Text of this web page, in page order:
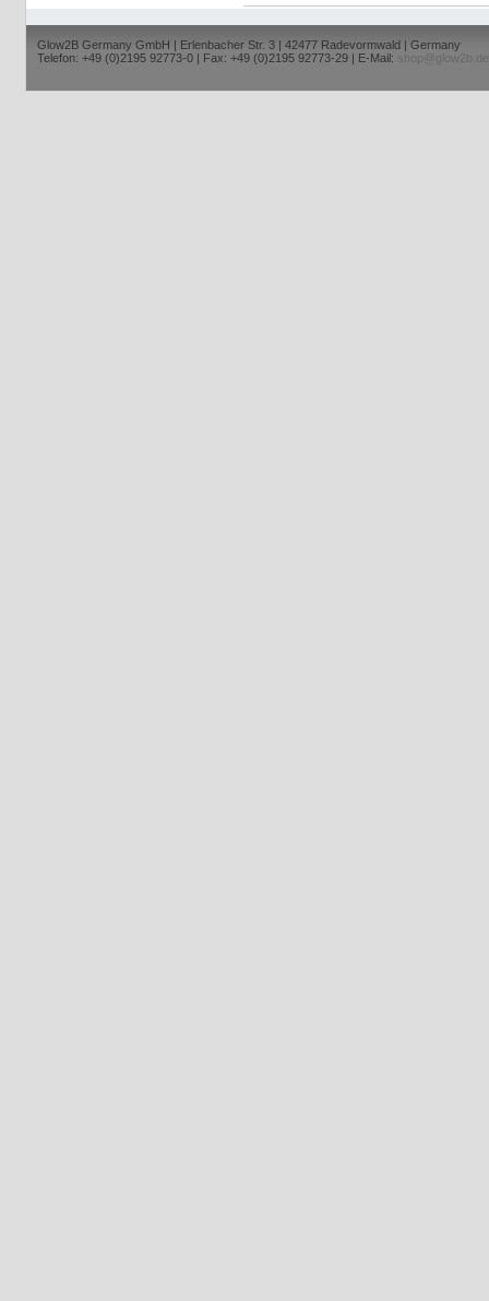
Glow2B Germany GmbH | Erlenbacher Str. 3 | 42477 Radevormwald | Germany
Telefon: +49 (0)2195 92773-0 | Fax: +49 (0)2195 92773-29 | E-Mail:
shop@glow2b.de